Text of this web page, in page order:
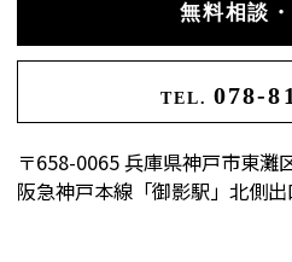
TEL. 078-
無料相談
〒658-0065 兵庫県神戸市東灘
阪急神戸本線「御影駅」北側